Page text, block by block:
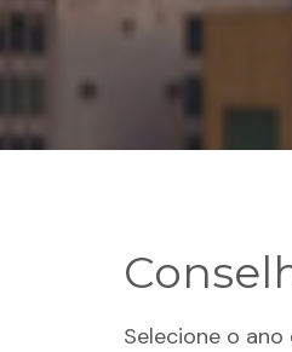
Selecione o